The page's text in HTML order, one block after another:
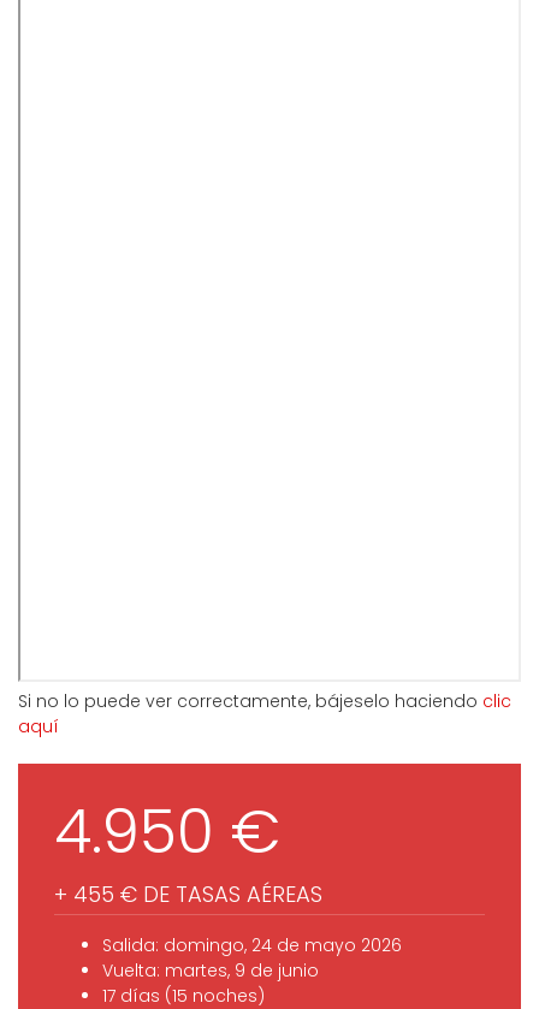
Si no lo puede ver correctamente, bájeselo haciendo clic
aquí
4.950 €
+ 455 € DE TASAS AÉREAS
Salida: domingo, 24 de mayo 2026
Vuelta: martes, 9 de junio
17 días (15 noches)